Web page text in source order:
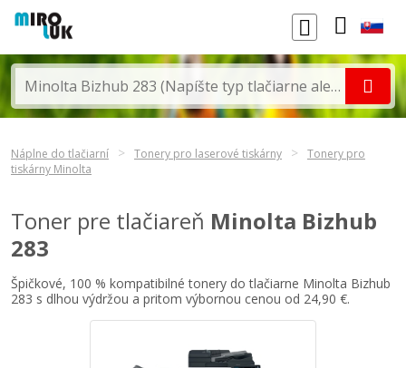
Náplne do tlačiarní Tonery pro laserové tiskárny
Tonery pro
tiskárny Minolta
Toner pre tlačiareň Minolta Bizhub
283
Špičkové, 100 % kompatibilné tonery do tlačiarne Minolta Bizhub
283 s dlhou výdržou a pritom výbornou cenou od 24,90 €.